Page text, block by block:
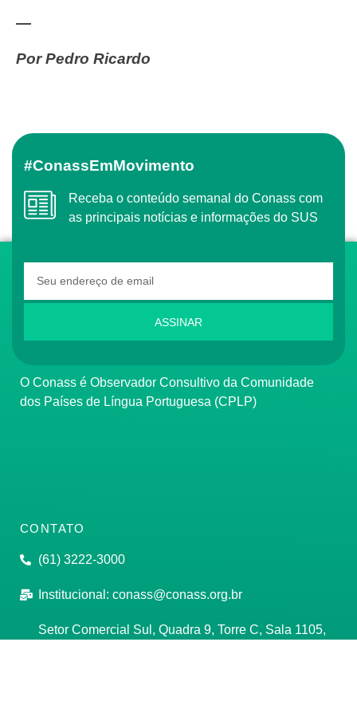
—
Por Pedro Ricardo
#ConassEmMovimento
Receba o conteúdo semanal do Conass com
as principais notícias e informações do SUS
ASSINAR
O Conass é Observador Consultivo da Comunidade
dos Países de Língua Portuguesa (CPLP)
CONTATO
(61) 3222-3000
Institucional: conass@conass.org.br
Setor Comercial Sul, Quadra 9, Torre C, Sala 1105,